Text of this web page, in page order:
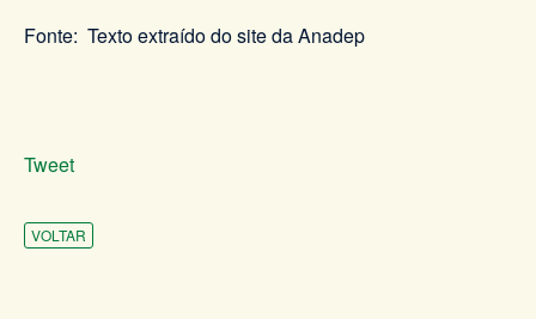
Fonte: Texto extraído do site da Anadep
Tweet
VOLTAR